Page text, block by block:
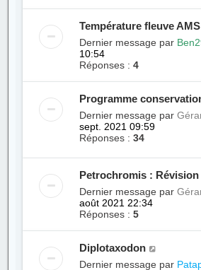
Température fleuve AMS
Dernier message par
10:54
Réponses :4
Programme
Dernier message par
sept. 2021 09:59
Réponses :34
Petrochromis : Révision
Dernier message par
août 2021 22:34
Réponses :5
Diplotaxodon
Dernier message par